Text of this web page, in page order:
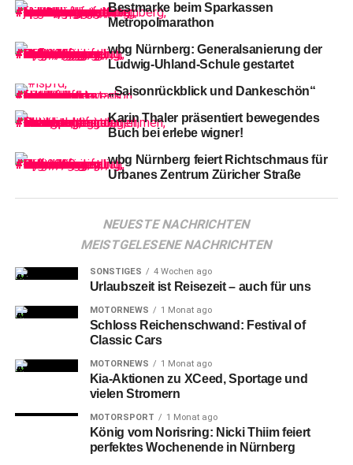
Bürgermeister Christian Vogel entgegengenommen
wurden. „Ich danke Herrn Beierlorzer und Richter+Frenzel
für die großzügige Spende. Die Geräte werden jetzt so
schnell wie möglich an das Museum Tucherschloss und
auf die Schulungsräume der verschiedenen
Feuerwachen verteilt und kommen direkt zum Einsatz“,
sagt Bürgermeister Christian Vogel.
Insbesonderein den Schulungsräumen der großen
Feuerwachen 1 und 4 finden das ganze Jahr über
Fortbildungen der Feuerwehr statt und hier werden die
Ersthelfer und Brandschutzhelfer der städtischen
Bestmarke beim Sparkassen
Metropolmarathon
wbg Nürnberg: Generalsanierung der
Ludwig-Uhland-Schule gestartet
„Saisonrückblick und Dankeschön“
Karin Thaler präsentiert bewegendes
Buch bei erlebe wigner!
wbg Nürnberg feiert Richtschmaus für
Urbanes Zentrum Züricher Straße
NEUESTE NACHRICHTEN
MEISTGELESENE NACHRICHTEN
SONSTIGES 4 Wochen ago
Urlaubszeit ist Reisezeit – auch für uns
MOTORNEWS 1 Monat ago
Schloss Reichenschwand: Festival of
Classic Cars
MOTORNEWS 1 Monat ago
Kia-Aktionen zu XCeed, Sportage und
vielen Stromern
MOTORSPORT 1 Monat ago
König vom Norisring: Nicki Thiim feiert
perfektes Wochenende in Nürnberg